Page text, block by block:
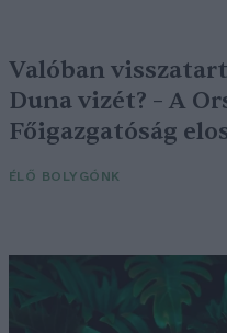
Valóban
Duna vizét? – A
Főigazgatóság
ÉLŐ BOLYGÓNK